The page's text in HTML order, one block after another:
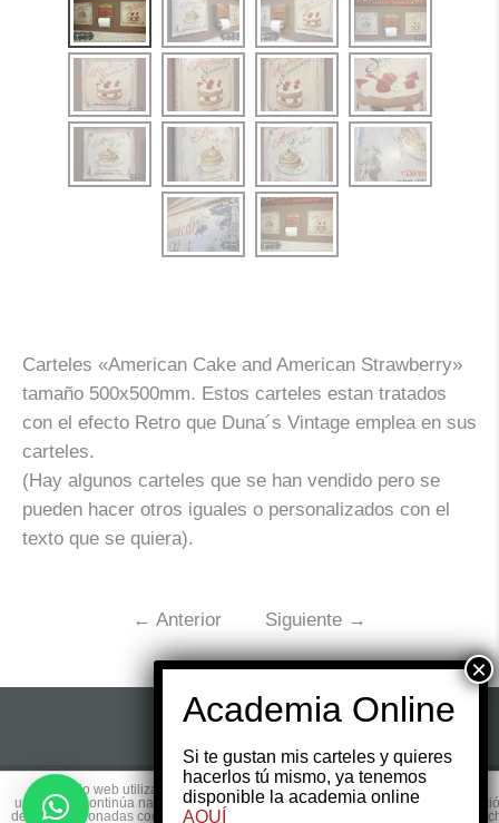
Carteles «American Cake and American Strawberry»
tamaño 500x500mm. Estos carteles estan tratados
con el efecto Retro que Duna´s Vintage emplea en sus
carteles.
(Hay algunos carteles que se han vendido pero se
pueden hacer otros iguales o personalizados con el
texto que se quiera).
← Anterior Siguiente →
© 2017 Copyright byWebsmedia.com All rights
Este sitio web utiliza cookies para que usted tenga la mejor experiencia de
usuario. Si continúa navegando está dando su consentimiento para la
de las mencionadas cookies y la aceptación de nuestra
,
Si te gustan mis carteles y quieres
hacerlos tú mismo, ya tenemos
disponible la academia online
AQUÍ